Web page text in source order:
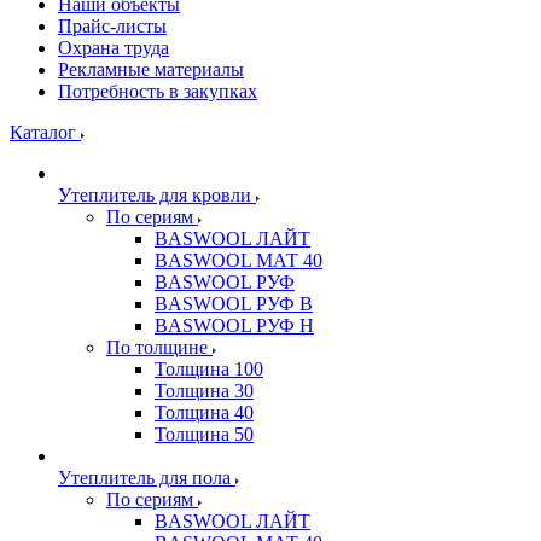
Наши объекты
Прайс-листы
Охрана труда
Рекламные материалы
Потребность в закупках
Каталог
Утеплитель для кровли
По сериям
BASWOOL ЛАЙТ
BASWOOL МАТ 40
BASWOOL РУФ
BASWOOL РУФ В
BASWOOL РУФ Н
По толщине
Толщина 100
Толщина 30
Толщина 40
Толщина 50
Утеплитель для пола
По сериям
BASWOOL ЛАЙТ